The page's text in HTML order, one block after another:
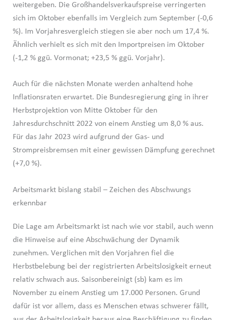
weitergeben. Die Großhandelsverkaufspreise verringerten
sich im Oktober ebenfalls im Vergleich zum September (-0,6
%). Im Vorjahresvergleich stiegen sie aber noch um 17,4 %.
Ähnlich verhielt es sich mit den Importpreisen im Oktober
(-1,2 % ggü. Vormonat; +23,5 % ggü. Vorjahr).
Auch für die nächsten Monate werden anhaltend hohe
Inflationsraten erwartet. Die Bundesregierung ging in ihrer
Herbstprojektion von Mitte Oktober für den
Jahresdurchschnitt 2022 von einem Anstieg um 8,0 % aus.
Für das Jahr 2023 wird aufgrund der Gas- und
Strompreisbremsen mit einer gewissen Dämpfung gerechnet
(+7,0 %).
Arbeitsmarkt bislang stabil – Zeichen des Abschwungs
erkennbar
Die Lage am Arbeitsmarkt ist nach wie vor stabil, auch wenn
die Hinweise auf eine Abschwächung der Dynamik
zunehmen. Verglichen mit den Vorjahren fiel die
Herbstbelebung bei der registrierten Arbeitslosigkeit erneut
relativ schwach aus. Saisonbereinigt (sb) kam es im
November zu einem Anstieg um 17.000 Personen. Grund
dafür ist vor allem, dass es Menschen etwas schwerer fällt,